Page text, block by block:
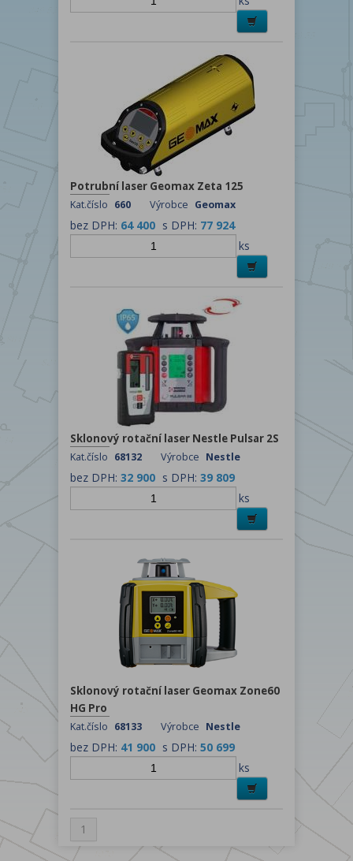
Potrubní laser Geomax Zeta 125
Kat.číslo 660 Výrobce Geomax
bez DPH: 64 400 s DPH: 77 924
ks
Sklonový rotační laser Nestle Pulsar 2S
Kat.číslo 68132 Výrobce Nestle
bez DPH: 32 900 s DPH: 39 809
ks
Sklonový rotační laser Geomax Zone60
HG Pro
Kat.číslo 68133 Výrobce Nestle
bez DPH: 41 900 s DPH: 50 699
ks
1